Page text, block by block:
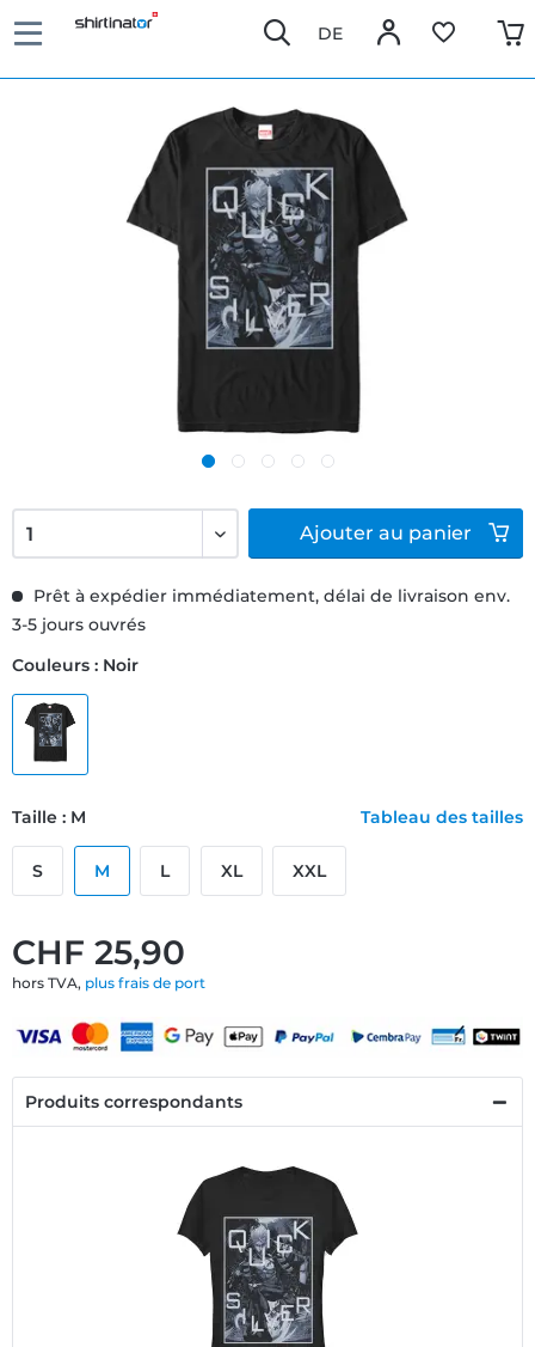
DE
CHF 25,90
hors TVA, plus frais de port
Prêt à expédier immédiatement, délai de livraison env.
3-5 jours ouvrés
Couleurs : Noir
Taille : M Tableau des tailles
S M L XL XXL
Ajouter au panier
Produits correspondants